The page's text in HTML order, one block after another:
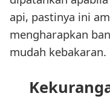
api, pastinya ini
mengharapkan
mudah kebakaran.